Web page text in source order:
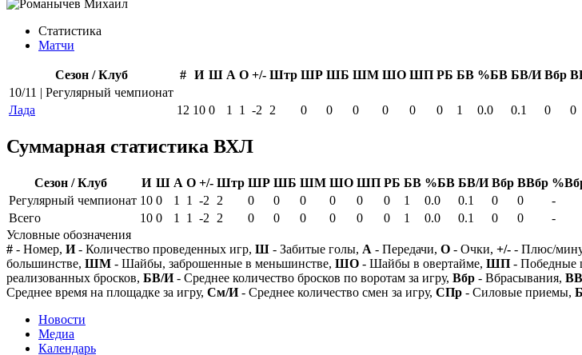
Статистика
Матчи
Сезон / Клуб # И Ш А О +/- Штр ШР ШБ ШМ ШО ШП РБ БВ %БВ БВ/И Вбр
10/11 | Регулярный чемпионат
Лада
12 10 0 1 1 -2 2 0 0 0 0 0 0 1 0.0 0.1 0 0
Суммарная статистика ВХЛ
Сезон / Клуб И Ш А О +/- Штр ШР ШБ ШМ ШО ШП РБ БВ %БВ БВ/И Вбр ВВбр
Регулярный чемпионат 10 0 1 1 -2 2 0 0 0 0 0 0 1 0.0 0.1 0 0 -
Всего
10 0 1 1 -2 2 0 0 0 0 0 0 1 0.0 0.1 0 0 -
Условные обозначения
# - Номер, И- Количество проведенных игр, Ш - Забитые голы, А - Передачи, О - Очки, +/- - Плюс/
большинстве, ШМ - Шайбы, заброшенные в меньшинстве, ШО - Шайбы в овертайме, ШП - Победные
реализованных бросков, БВ/И- Среднее количество бросков по воротам за игру, Вбр - Вбрасывания,
Среднее время на площадке за игру, См/И- Среднее количество смен за игру, СПр - Силовые приемы,
Новости
Медиа
Календарь